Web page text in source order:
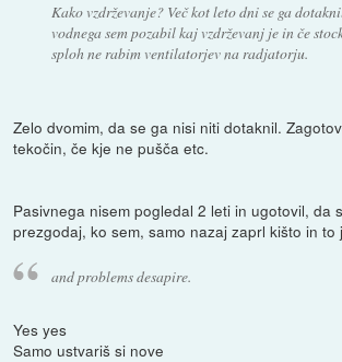
Kako vzdrževanje? Več kot leto dni se ga
vodnega sem pozabil kaj vzdrževanj je in če
sploh ne rabim ventilatorjev na radjatorju.
Zelo dvomim, da se ga nisi niti dotaknil.
tekočin, če kje ne pušča etc.
Pasivnega nisem pogledal 2 leti in ugotovil, da
prezgodaj, ko sem, samo nazaj zaprl kišto in to
and problems desapire.
Yes yes
Samo ustvariš si nove